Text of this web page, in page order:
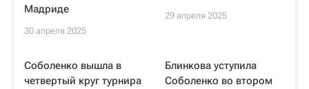
Мадриде
30 апреля 2025
29 апреля 2025
Соболенко вышла в
четвертый круг турнира
Блинкова уступила
Соболенко во втором